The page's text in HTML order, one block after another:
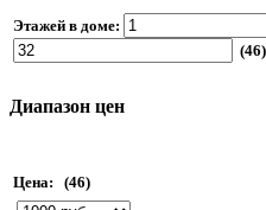
Этажей в доме:
(46)
Диапазон цен
Цена: (46)